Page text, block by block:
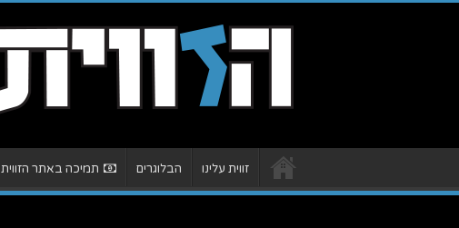
זווית עלינו הבלוגרים תמיכה באתר הזווית